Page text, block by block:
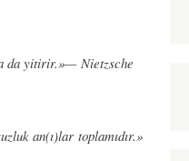
da yitirir.»— Nietzsche
an(ı)lar toplamıdır.»